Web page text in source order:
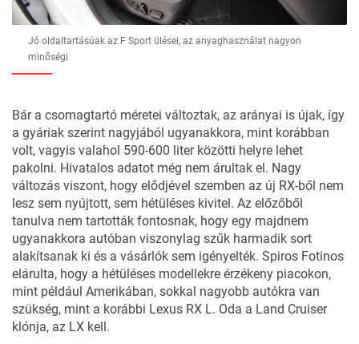
Jó oldaltartásúak az F Sport ülései, az anyaghasználat nagyon
minőségi
Bár a csomagtartó méretei változtak, az arányai is újak, így
a gyáriak szerint nagyjából ugyanakkora, mint korábban
volt, vagyis valahol 590-600 liter közötti helyre lehet
pakolni. Hivatalos adatot még nem árultak el. Nagy
változás viszont, hogy elődjével szemben az új RX-ből nem
lesz sem nyújtott, sem hétüléses kivitel. Az előzőből
tanulva nem tartották fontosnak, hogy egy majdnem
ugyanakkora autóban viszonylag szűk harmadik sort
alakítsanak ki és a vásárlók sem igényelték. Spiros Fotinos
elárulta, hogy a hétüléses modellekre érzékeny piacokon,
mint például Amerikában, sokkal nagyobb autókra van
szükség, mint a korábbi Lexus RX L. Oda a Land Cruiser
klónja, az LX kell.